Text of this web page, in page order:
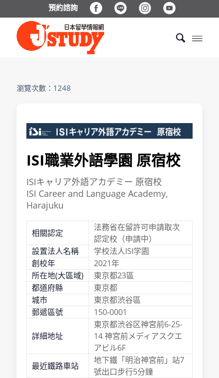
預約諮詢
瀏覽次數：1248
ISI職業外語學園 原宿校
ISIキャリア外語アカデミー 原宿校
ISI Career and Language Academy,
Harajuku
相關認定
法務省在留許可申請取次
認定校（申請中）
設置法人名稱
学校法人ISI学園
創校年
2021年
所在地(大區域)
東京都23區
都道府縣
東京都
城市
東京都渋谷區
郵遞區號
150-0001
詳細地址
東京都渋谷区神宮前6-25-
14 神宮前メディアスクエ
アビル6F
最近鐵路車站
地下鐵「明治神宮前」站7
號出口步行5分鐘